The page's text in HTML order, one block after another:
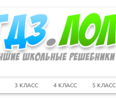
3 КЛАСС 4 КЛАСС 5 КЛАСС